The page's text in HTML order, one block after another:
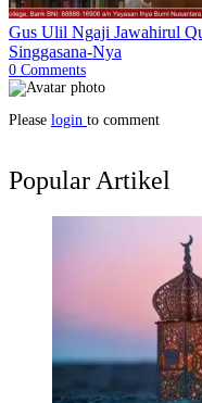
Gus Ulil Ngaji Jawahirul
Singgasana-Nya
0 Comments
Please login to comment
Popular Artikel